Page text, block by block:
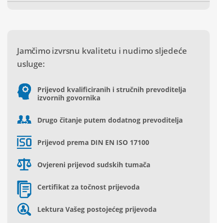
Jamčimo izvrsnu kvalitetu i nudimo sljedeće
usluge:
Prijevod kvalificiranih i stručnih prevoditelja
izvornih govornika
Drugo čitanje putem dodatnog prevoditelja
Prijevod prema DIN EN ISO 17100
Ovjereni prijevod sudskih tumača
Certifikat za točnost prijevoda
Lektura Vašeg postojećeg prijevoda